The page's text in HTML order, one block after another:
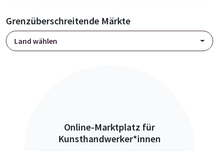
Grenzüberschreitende Märkte
Land wählen
Online-Marktplatz für
Kunsthandwerker*innen